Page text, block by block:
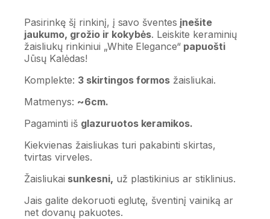
Pasirinkę šį rinkinį, į savo šventes įnešite
jaukumo, grožio ir kokybės. Leiskite keraminių
žaisliukų rinkiniui „White Elegance“ papuošti
Jūsų Kalėdas!
Komplekte: 3 skirtingos formos žaisliukai.
Matmenys: ~6cm.
Pagaminti iš glazuruotos keramikos.
Kiekvienas žaisliukas turi pakabinti skirtas,
tvirtas virveles.
Žaisliukai sunkesni, už plastikinius ar stiklinius.
Jais galite dekoruoti eglutę, šventinį vainiką ar
net dovanų pakuotes.